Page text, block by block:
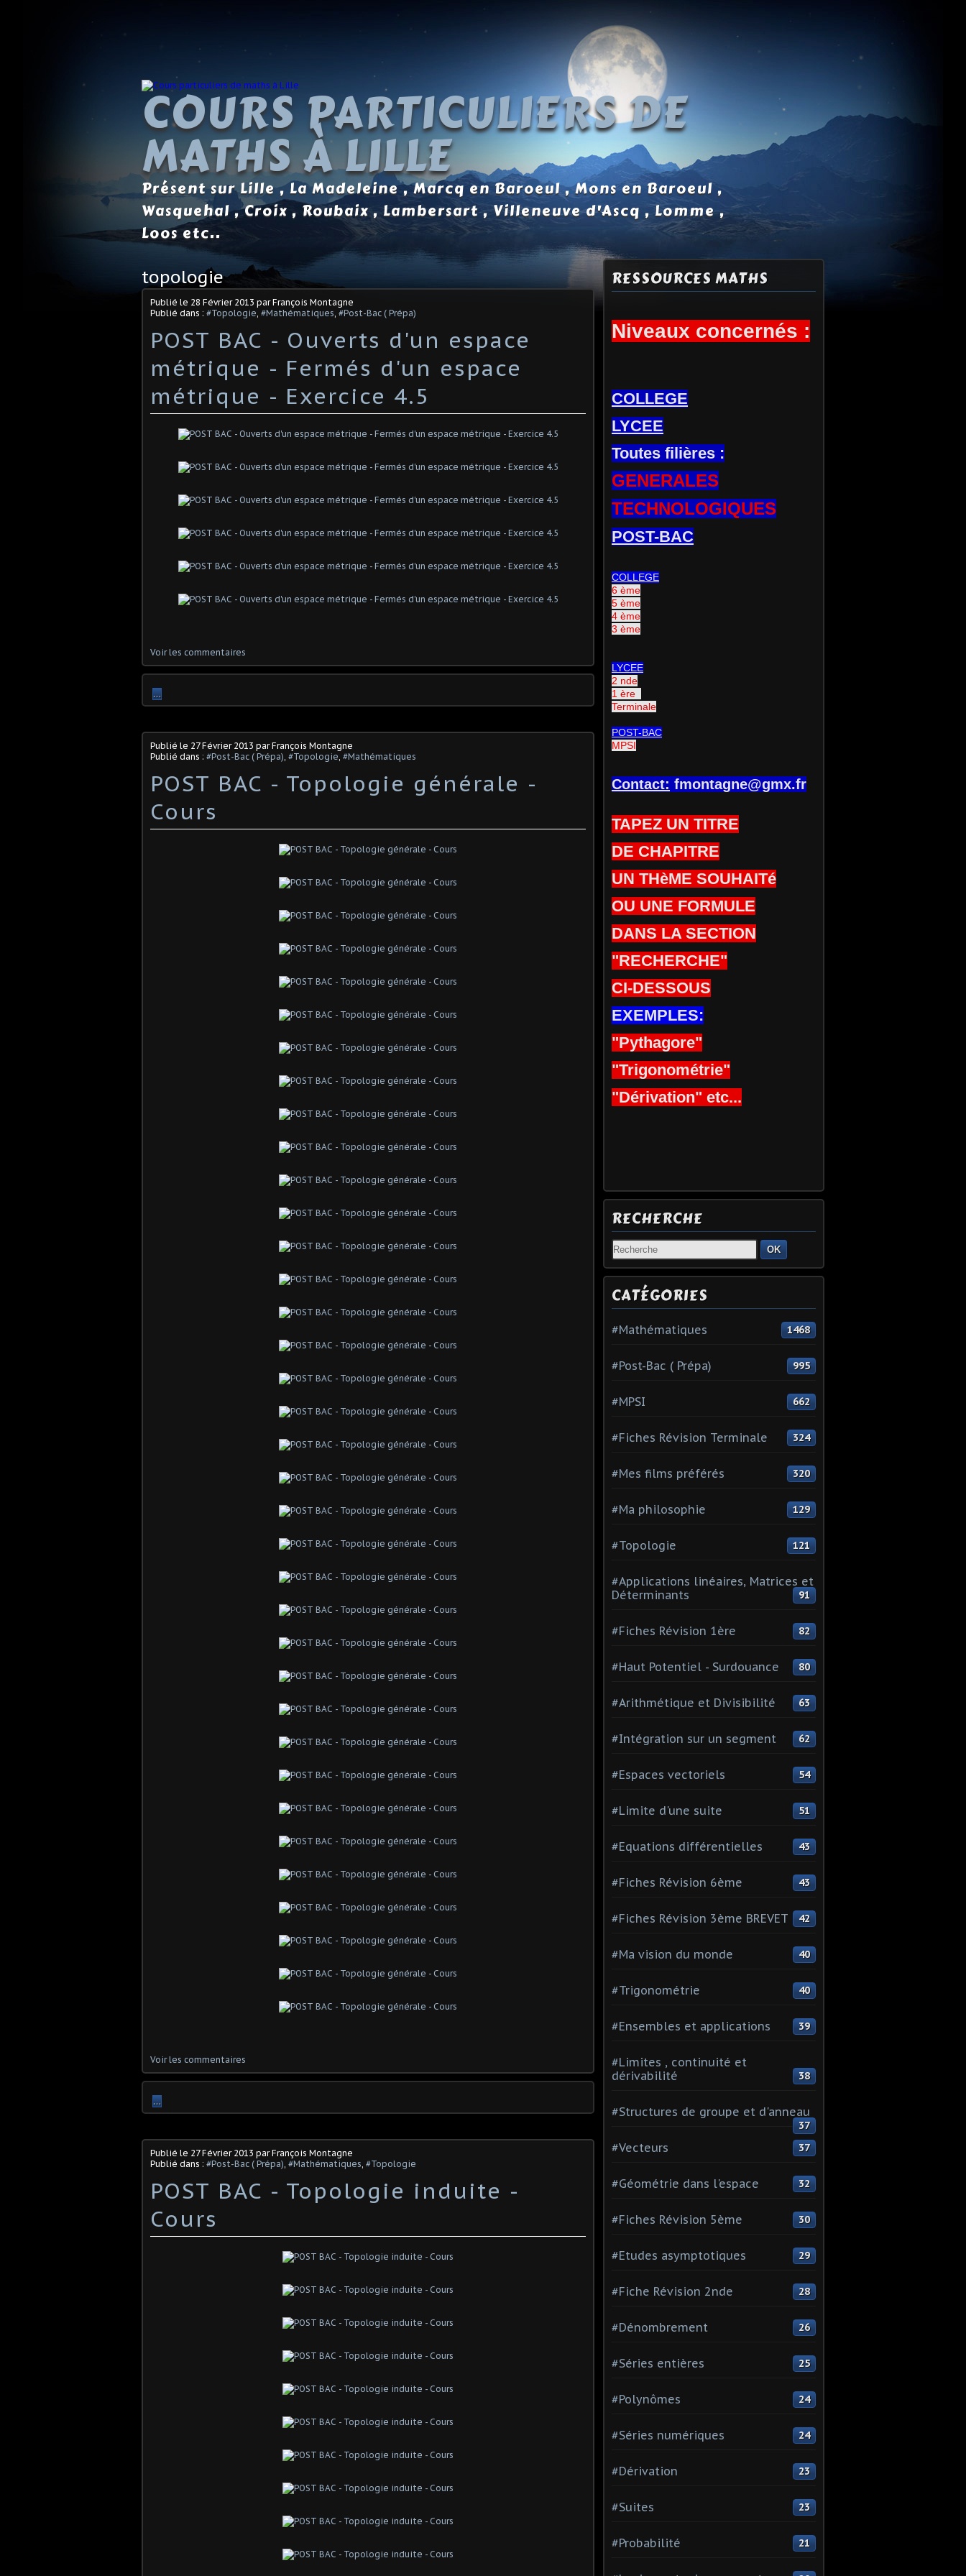
COURS PARTICULIERS DE
MATHS À LILLE
Présent sur Lille , La Madeleine , Marcq en Baroeul , Mons en Baroeul ,
Wasquehal , Croix , Roubaix , Lambersart , Villeneuve d'Ascq , Lomme ,
Loos etc..
topologie
Publié le 28 Février 2013 par François Montagne
Publié dans : #Topologie #Mathématiques #Post-Bac ( Prépa)
POST BAC - Ouverts d'un espace
métrique - Fermés d'un espace
métrique - Exercice 4.5
Voir les commentaires
…
Publié le 27 Février 2013 par François Montagne
Publié dans : #Post-Bac ( Prépa) #Topologie #Mathématiques
POST BAC - Topologie générale -
Cours
Voir les commentaires
…
Publié le 27 Février 2013 par François Montagne
Publié dans : #Post-Bac ( Prépa) #Mathématiques #Topologie
POST BAC - Topologie induite -
Cours
RESSOURCES MATHS
Niveaux concernés :
COLLEGE
LYCEE
Toutes filières :
GENERALES
TECHNOLOGIQUES
POST-BAC
COLLEGE
6 ème
5 ème
4 ème
3 ème
LYCEE
2 nde
1 ère
Terminale
POST-BAC
MPSI
Contact: fmontagne@gmx.fr
TAPEZ UN TITRE
DE CHAPITRE
UN THèME SOUHAITé
OU UNE FORMULE
DANS LA SECTION
"RECHERCHE"
CI-DESSOUS
EXEMPLES:
"Pythagore"
"Trigonométrie"
"Dérivation" etc...
RECHERCHE
OK
CATÉGORIES
#Mathématiques 1468
#Post-Bac ( Prépa) 995
#MPSI 662
#Fiches Révision Terminale 324
#Mes films préférés 320
#Ma philosophie 129
#Topologie 121
#Applications linéaires, Matrices et
Déterminants
91
#Fiches Révision 1ère 82
#Haut Potentiel - Surdouance 80
#Arithmétique et Divisibilité 63
#Intégration sur un segment 62
#Espaces vectoriels 54
#Limite d'une suite 51
#Equations différentielles 43
#Fiches Révision 6ème 43
#Fiches Révision 3ème BREVET 42
#Ma vision du monde 40
#Trigonométrie 40
#Ensembles et applications 39
#Limites , continuité et
dérivabilité
38
#Structures de groupe et d'anneau
37
#Vecteurs 37
#Géométrie dans l'espace 32
#Fiches Révision 5ème 30
#Etudes asymptotiques 29
#Fiche Révision 2nde 28
#Dénombrement 26
#Séries entières 25
#Polynômes 24
#Séries numériques 24
#Dérivation 23
#Suites 23
#Probabilité 21